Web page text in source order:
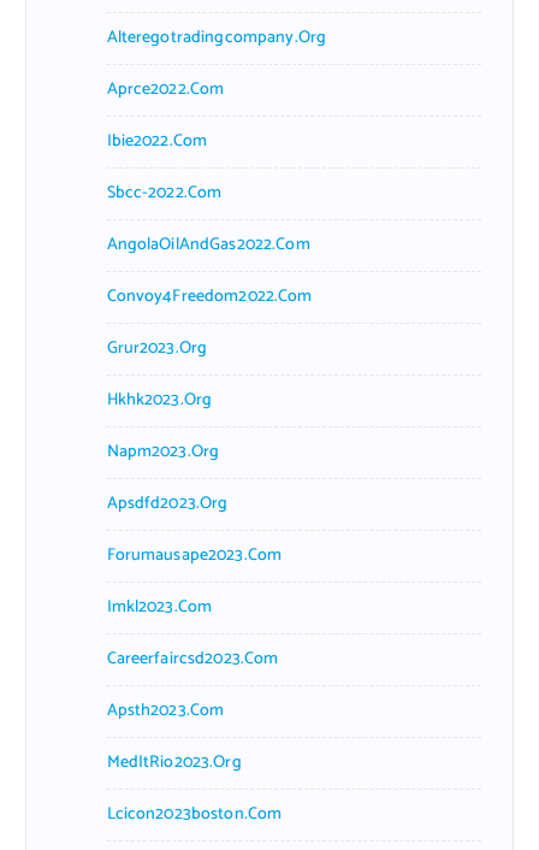
Alteregotradingcompany.org
Aprce2022.com
Ibie2022.com
Sbcc-2022.com
AngolaOilAndGas2022.com
Convoy4Freedom2022.com
Grur2023.org
Hkhk2023.org
Napm2023.org
Apsdfd2023.org
Forumausape2023.com
Imkl2023.com
Careerfaircsd2023.com
Apsth2023.com
MedItRio2023.org
Lcicon2023boston.com